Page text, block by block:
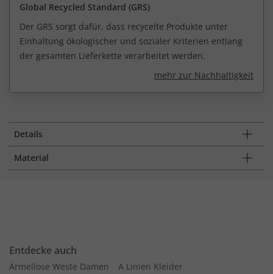
Global Recycled Standard (GRS)
Der GRS sorgt dafür, dass recycelte Produkte unter
Einhaltung ökologischer und sozialer Kriterien entlang
der gesamten Lieferkette verarbeitet werden.
mehr zur Nachhaltigkeit
Details
Material
Entdecke auch
Ärmellose Weste Damen
A Linien Kleider